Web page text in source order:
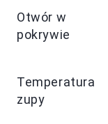
Otwór w
pokrywie
Temperatura
zupy